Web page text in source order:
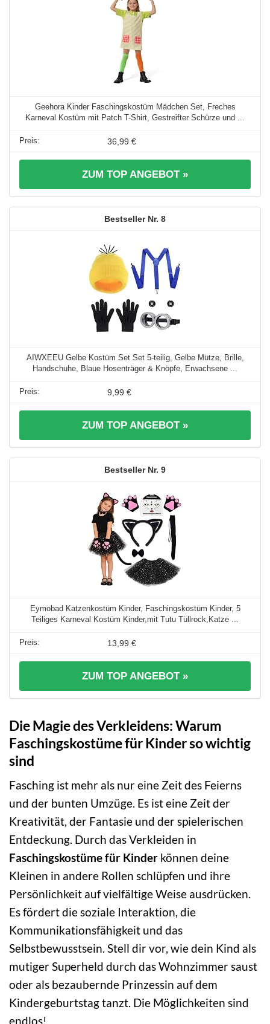
Geehora Kinder Faschingskostüm Mädchen Set, Freches
Karneval Kostüm mit Patch T-Shirt, Gestreifter Schürze und ...
36,99 €
ZUM TOP ANGEBOT »
8
AIWXEEU Gelbe Kostüm Set Set 5-teilig, Gelbe Mütze, Brille,
Handschuhe, Blaue Hosenträger & Knöpfe, Erwachsene ...
9,99 €
ZUM TOP ANGEBOT »
9
Eymobad Katzenkostüm Kinder, Faschingskostüm Kinder, 5
Teiliges Karneval Kostüm Kinder,mit Tutu Tüllrock,Katze ...
13,99 €
ZUM TOP ANGEBOT »
Die Magie des Verkleidens: Warum
Faschingskostüme für Kinder so wichtig
sind
Fasching ist mehr als nur eine Zeit des Feierns
und der bunten Umzüge. Es ist eine Zeit der
Kreativität, der Fantasie und der spielerischen
Entdeckung. Durch das Verkleiden in
Faschingskostüme für Kinder können deine
Kleinen in andere Rollen schlüpfen und ihre
Persönlichkeit auf vielfältige Weise ausdrücken.
Es fördert die soziale Interaktion, die
Kommunikationsfähigkeit und das
Selbstbewusstsein. Stell dir vor, wie dein Kind als
mutiger Superheld durch das Wohnzimmer saust
oder als bezaubernde Prinzessin auf dem
Kindergeburtstag tanzt. Die Möglichkeiten sind
endlos!